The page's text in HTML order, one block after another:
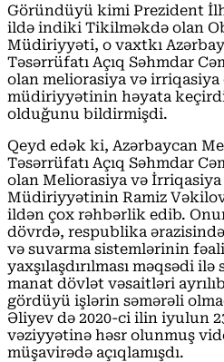
Göründüyü kimi Prezident
ildə indiki Tikilməkdə olan
Müdiriyyəti, o vaxtkı
Təsərrüfatı Açıq Səhmdar
olan meliorasiya və
müdiriyyətinin həyata
olduğunu bildirmişdi.
Qeyd edək ki, Azərbaycan
Təsərrüfatı Açıq Səhmdar
olan Meliorasiya və
Müdiriyyətinin Ramiz
ildən çox rəhbərlik edib.
dövrdə, respublika
və suvarma sistemlərinin
yaxşılaşdırılması məqsədi
manat dövlət vəsaitləri
gördüyü işlərin səmərəli
Əliyev də 2020-ci ilin iyulun
vəziyyətinə həsr olunmuş
müşavirədə açıqlamışdı.